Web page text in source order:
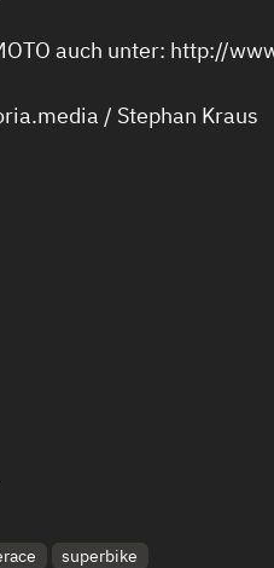
auch unter: http://
/ Stephan Kraus
superbike